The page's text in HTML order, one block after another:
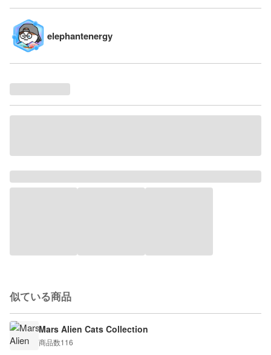
elephantenergy
似ている商品
Mars Alien Cats Collection
商品数116